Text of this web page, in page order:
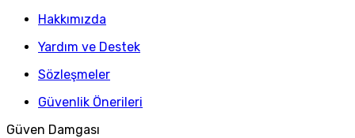
Hakkımızda
Yardım ve Destek
Sözleşmeler
Güvenlik Önerileri
Güven Damgası